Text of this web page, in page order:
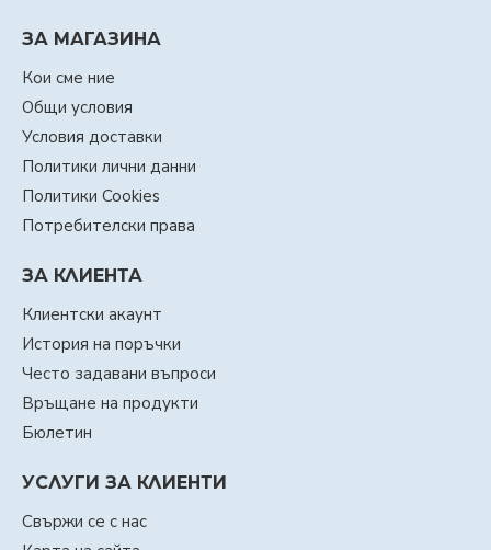
ЗА МАГАЗИНА
Кои сме ние
Общи условия
Условия доставки
Политики лични данни
Политики Cookies
Потребителски права
ЗА КЛИЕНТА
Клиентски акаунт
История на поръчки
Често задавани въпроси
Връщане на продукти
Бюлетин
УСЛУГИ ЗА КЛИЕНТИ
Свържи се с нас